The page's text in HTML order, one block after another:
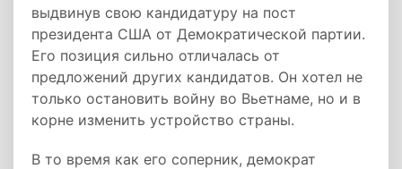
выдвинув свою кандидатуру на пост
президента США от Демократической партии.
Его позиция сильно отличалась от
предложений других кандидатов. Он хотел не
только остановить войну во Вьетнаме, но и в
корне изменить устройство страны.
В то время как его соперник, демократ